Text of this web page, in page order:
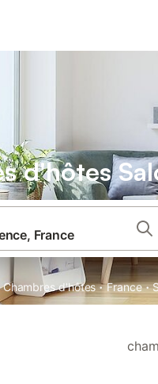
d'hôtes
Chambres d'hôtes · France ·